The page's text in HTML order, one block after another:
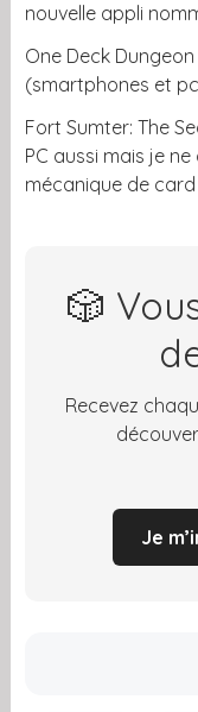
nouvelle appli
One Deck
(smartphones et
Fort Sumter: The
PC aussi mais je
mécanique de
🎲
Recevez
Je